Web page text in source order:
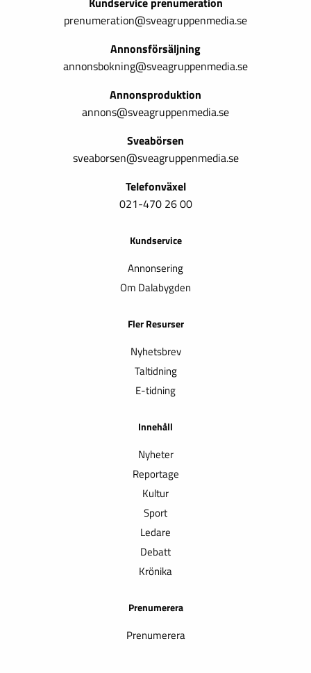
prenumeration@sveagruppenmedia.se
Annonsförsäljning
annonsbokning@sveagruppenmedia.se
Annonsproduktion
annons@sveagruppenmedia.se
Sveabörsen
sveaborsen@sveagruppenmedia.se
Telefonväxel
021-470 26 00
Kundservice
Annonsering
Om Dalabygden
Fler Resurser
Nyhetsbrev
Taltidning
E-tidning
Innehåll
Nyheter
Reportage
Kultur
Sport
Ledare
Debatt
Krönika
Prenumerera
Prenumerera